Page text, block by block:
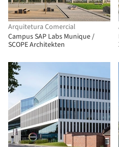
Arquitetura Comercial
Campus SAP Labs Munique /
SCOPE Architekten